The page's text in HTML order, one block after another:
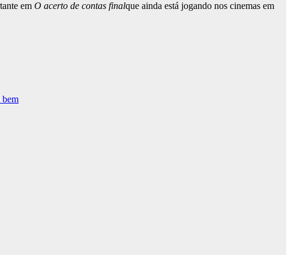
em O acerto de contas finalque ainda está jogando nos cinemas em
bem